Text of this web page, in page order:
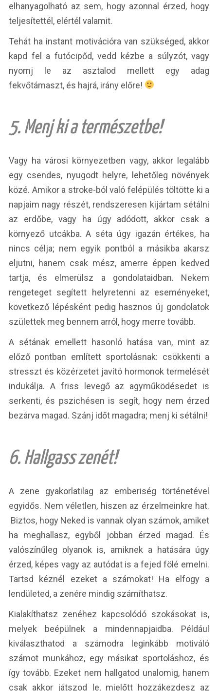
elhanyagolható az sem, hogy azonnal érzed, hogy
teljesítettél, elértél valamit.
Tehát ha instant motivációra van szükséged, akkor
kapd fel a futócipőd, vedd kézbe a súlyzót, vagy
nyomj le az asztalod mellett egy adag
fekvőtámaszt, és hajrá, irány előre!
5. Menj ki a természetbe!
Vagy ha városi környezetben vagy, akkor legalább
egy csendes, nyugodt helyre, lehetőleg növények
közé. Amikor a stroke-ból való felépülés töltötte ki a
napjaim nagy részét, rendszeresen kijártam sétálni
az erdőbe, vagy ha úgy adódott, akkor csak a
környező utcákba. A séta úgy igazán értékes, ha
nincs célja; nem egyik pontból a másikba akarsz
eljutni, hanem csak mész, amerre éppen kedved
tartja, és elmerülsz a gondolataidban. Nekem
rengeteget segített helyretenni az eseményeket,
következő lépésként pedig hasznos új gondolatok
születtek meg bennem arról, hogy merre tovább.
A sétának emellett hasonló hatása van, mint az
előző pontban említett sportolásnak: csökkenti a
stresszt és közérzetet javító hormonok termelését
indukálja. A friss levegő az agyműködésedet is
serkenti, és pszichésen is segít, hogy nem érzed
bezárva magad. Szánj időt magadra; menj ki sétálni!
6. Hallgass zenét!
A zene gyakorlatilag az emberiség történetével
egyidős. Nem véletlen, hiszen az érzelmeinkre hat.
Biztos, hogy Neked is vannak olyan számok, amiket
ha meghallasz, egyből jobban érzed magad. És
valószínűleg olyanok is, amiknek a hatására úgy
érzed, képes vagy az autódat is a fejed fölé emelni.
Tartsd kéznél ezeket a számokat! Ha elfogy a
lendületed, a zenére mindig számíthatsz.
Kialakíthatsz zenéhez kapcsolódó szokásokat is,
melyek beépülnek a mindennapjaidba. Például
kiválaszthatod a számodra leginkább motiváló
számot munkához, egy másikat sportoláshoz, és
így tovább. Ezeket nem hallgatod unalomig, hanem
csak akkor játszod le, mielőtt hozzákezdesz az